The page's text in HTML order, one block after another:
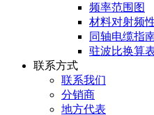
频率范围图
材料对射频
同轴电缆指
驻波比换算
联系方式
联系我们
分销商
地方代表